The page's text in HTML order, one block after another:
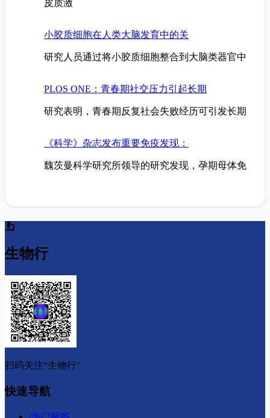
皮质激
小胶质细胞在人类大脑发育中的关
研究人员通过将小胶质细胞整合到大脑类器官中
PLOS ONE：青春期社交压力引起长期
研究表明，青春期反复社会失败经历可引发长期
《科学》杂志发布重要免疫发现：
魏茨曼科学研究所领导的研究发现，孕期母体免
生物行
扫码关注“生物行”
快速导航